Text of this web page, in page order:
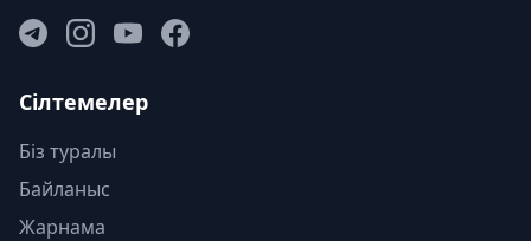
Сілтемелер
Біз туралы
Байланыс
Жарнама